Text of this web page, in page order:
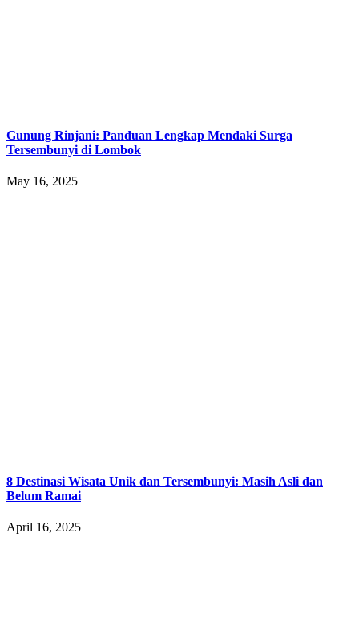
Gunung Rinjani: Panduan Lengkap Mendaki Surga
Tersembunyi di Lombok
May 16, 2025
8 Destinasi Wisata Unik dan Tersembunyi: Masih Asli dan
Belum Ramai
April 16, 2025